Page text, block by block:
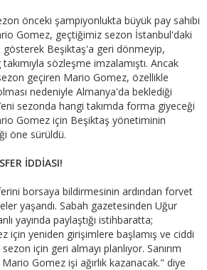
önceki şampiyonlukta büyük pay sahibi
Gomez, geçtiğimiz sezon İstanbul'daki
gösterek Beşiktaş'a geri dönmeyip,
sözleşme imzalamıştı. Ancak
geçiren Mario Gomez, özellikle
olması nedeniyle Almanya'da beklediği
sezonda hangi takımda forma giyeceği
Gomez için Beşiktaş yönetiminin
öne sürüldü.
İDDİASI!
borsaya bildirmesinin ardından forvet
yaşandı. Sabah gazetesinden Uğur
yayında paylaştığı istihbaratta;
için yeniden girişimlere başlamış ve ciddi
için geri almayı planlıyor. Sanırım
Gomez işi ağırlık kazanacak." diye